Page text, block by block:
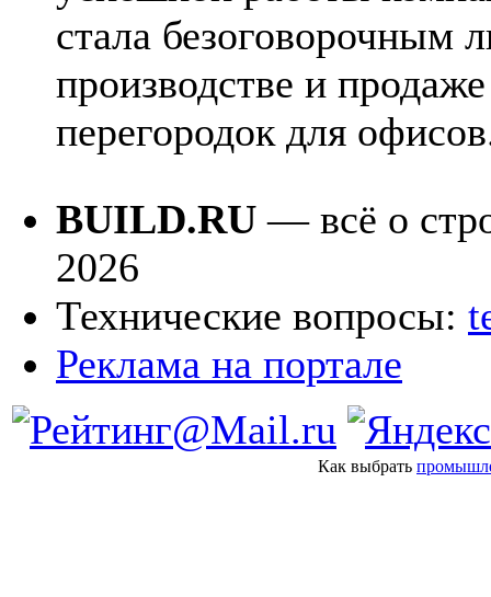
стала безоговорочным
производстве и
перегородок для
BUILD.RU — всё о
2026
Технические вопросы:
Реклама на портале
Как выбрать